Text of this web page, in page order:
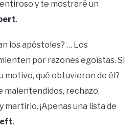
y te mostraré un
.
los apóstoles? … Los
por razones egoístas. Si
motivo, qué obtuvieron de él?
malentendidos, rechazo,
¡Apenas una lista de
.